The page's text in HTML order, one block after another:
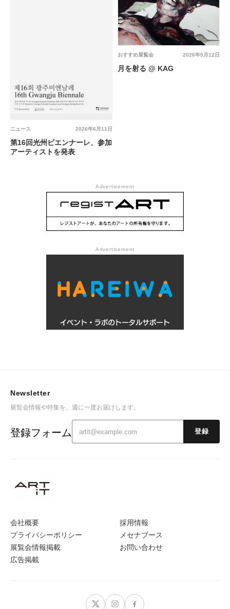
2026年6月11日
ニュース
第16回光州ビエンナーレ、参加
アーティストを発表
2026年5月12日
おすすめ展覧会
月を射る @ KAG
Advertisement
Advertisement
会社概要
プライバシーポリシー
展覧会情報掲載
広告掲載
採用情報
メセナブース
お問い合わせ
Newsletter
展覧会情報や特集を、週に一度お届けします。
登録フォーム 登録